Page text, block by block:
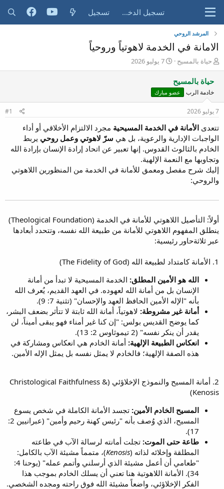
تسجيل الدخول تسجيل
المرشد الروحي
الامانة في الخدمة لاهوتياً وروحياً
ب
ا
د
ئ
ا
ل
م
ض
و
ع
حياة بالمسيح
ت
ا
ي
خ
ا
ب
د
ء
7 يوليو 2026
حياة بالمسيح
خادمة الرب عضو مبارك
7 يوليو 2026 #1
تتعدى الأمانة في الخدمة المسيحية مجرد الالتزام الأخلاقي أو أداء
الواجبات الإدارية والرعوية، بل هي سرّ لاهوتي وعمل روحي يربط
الخادم بالثالوث القدوس. إنها تعبير عن اتحاد إرادة الإنسان بإرادة الله
وتجاوبها مع النعمة الإلهية.
إليك شرح مفصل ومعمق للأمانة في الخدمة من المنظورين اللاهوتي
والروحي:
أولاً: التأصيل اللاهوتي للأمانة في الخدمة (Theological Foundation)
ينطلق المفهوم اللاهوتي للأمانة من طبيعة الله نفسه، وتتحدد أبعادها
عبر ثلاثةحاور رئيسية:
1. الأمانة كامتداد لطبيعة الله (The Fidelity of God)
الله هو الأمين المطلق: الخدمة المسيحية لا تبدأ من أمانة
الإنسان بل من أمانة الله لعهوده. في العهد القديم، يُعرف الله
بأنه "الإله الأمين الحافظ العهد والإحسان" (تثنية 7: 9).
أمانة غير مشروطة: لاهوتياً، أمانة الله ثابتة لا تتأثر بضعف البشر،
كما يوضح القديس بولس: "إن كنا غير أمناء فهو يبقى أميناً، لن
يقدر أن ينكر نفسه" (2 تيموثاوس 2: 13).
انعكاس الطبيعة الإلهية: أمانة الخادم هي انعكاس ومشاركة في
هذه الصفة الإلهية؛ فالخادم لا يمثل نفسه بل يمثل الإله الأمين.
2. أمانة المسيح والنموذج الإخلاؤئي (Christological Faithfulness &
Kenosis)
المسيح الخادم الأمين: تجسد الأمانة الكاملة في شخص يسوع
المسيح، الذي وُصف بأنه "رئيس كهنة رحيم وأمين" (عبرانيين 2:
17).
طاعة حتى الموت: تجلت أمانته لرسالة الآب في طاعته
المطلقة وإخلائه لذاته (Kenosis)، متمماً مشيئة الآب بالكامل:
"طعامي أن أعمل مشيئة الذي أرسلني وأتمم عمله" (يوحنا 4:
34). الأمانة اللاهوتية هنا تعني أن يسلك الخادم بموجب هذا
الفكر الإخلاؤئي، واضعاً مشيئة الله فوق راحته ومجده الشخصي.